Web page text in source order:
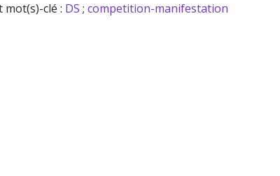
mot(s)-clé : DS ;competition-manifestation